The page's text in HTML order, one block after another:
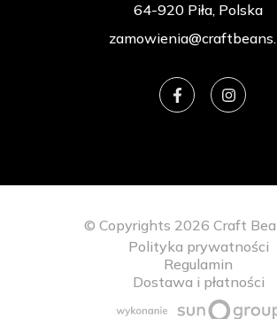
64-920 Piła, Polska
© Copyrights 2026 Craft
Polityka prywatności
Regulamin
Dostawa i płatności